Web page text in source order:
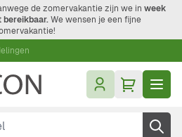
de zomervakantie zijn we in week
bereikbaar.We wensen je een fijne